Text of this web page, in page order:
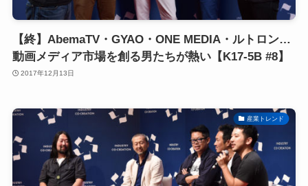
【終】AbemaTV・GYAO・ONE MEDIA・ルトロン…
動画メディア市場を創る男たちが熱い【K17-5B #8】
2017年12月13日
産業トレンド